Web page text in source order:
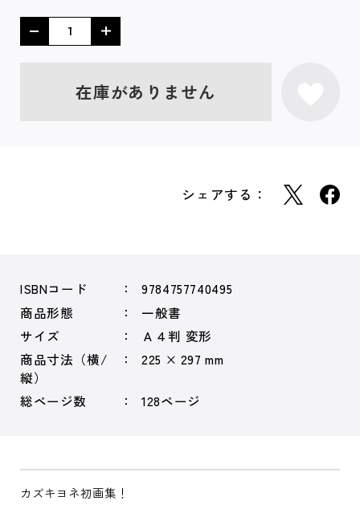
在庫がありません
シェアする：
ISBNコード
9784757740495
商品形態
一般書
サイズ
Ａ４判 変形
商品寸法（横/
縦）
225 × 297 mm
総ページ数 128ページ
カズキヨネ初画集！